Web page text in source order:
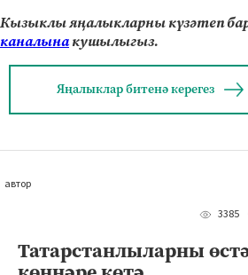
Кызыклы яңалыкларны күзәтеп
каналынакушылыгыз.
Яңалыклар битенә керегез
автор
3385
Татарстанлыларны